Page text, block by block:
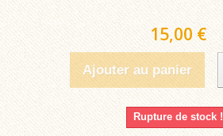
15,00 €
Ajouter au panier
Rupture de stock !